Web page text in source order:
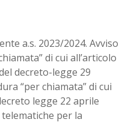
a.s. 2023/2024. Avviso
di cui all’articolo
decreto-legge 29
“per chiamata” di cui
legge 22 aprile
per la